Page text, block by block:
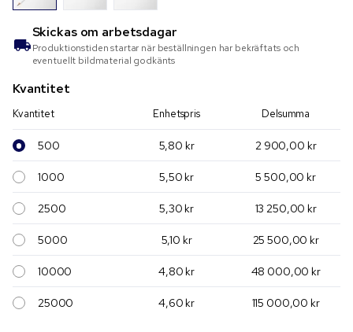
Skickas om arbetsdagar
Produktionstiden startar när beställningen har bekräftats och
eventuellt bildmaterial godkänts
Kvantitet
Kvantitet Enhetspris Delsumma
500 5,80 kr 2 900,00 kr
1000 5,50 kr 5 500,00 kr
2500 5,30 kr 13 250,00 kr
5000 5,10 kr 25 500,00 kr
10000 4,80 kr 48 000,00 kr
25000 4,60 kr 115 000,00 kr